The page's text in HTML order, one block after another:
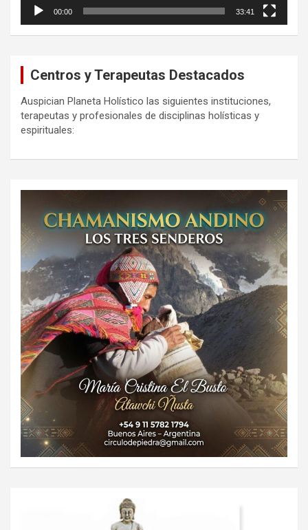
00:00 33:41
Centros y Terapeutas Destacados
Auspician Planeta Holístico las siguientes instituciones,
terapeutas y profesionales de disciplinas holísticas y
espirituales: